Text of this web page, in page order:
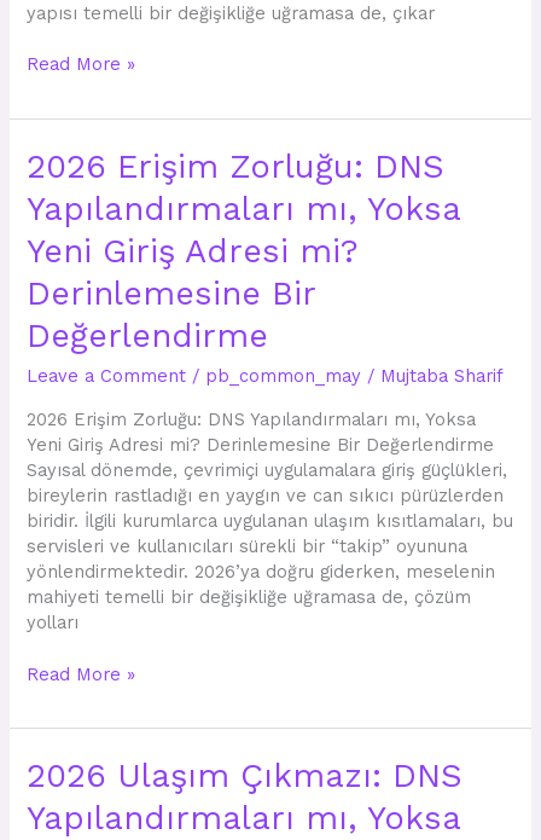
yapısı temelli bir değişikliğe uğramasa de, çıkar
Read More »
2026 Erişim Zorluğu: DNS
Yapılandırmaları mı, Yoksa
Yeni Giriş Adresi mi?
Derinlemesine Bir
Değerlendirme
Leave a Comment / pb_common_may / Mujtaba Sharif
2026 Erişim Zorluğu: DNS Yapılandırmaları mı, Yoksa
Yeni Giriş Adresi mi? Derinlemesine Bir Değerlendirme
Sayısal dönemde, çevrimiçi uygulamalara giriş güçlükleri,
bireylerin rastladığı en yaygın ve can sıkıcı pürüzlerden
biridir. İlgili kurumlarca uygulanan ulaşım kısıtlamaları, bu
servisleri ve kullanıcıları sürekli bir “takip” oyununa
yönlendirmektedir. 2026’ya doğru giderken, meselenin
mahiyeti temelli bir değişikliğe uğramasa de, çözüm
yolları
2026
Erişim
Zorluğu:
Yapılandırmaları
mı,
Yoksa
Yeni
Adresi
mi?
Derinlemesine
Bir
Değerlendirme
Read More »
2026 Ulaşım Çıkmazı: DNS
Yapılandırmaları mı, Yoksa
2026
Ulaşım
Çıkmazı: